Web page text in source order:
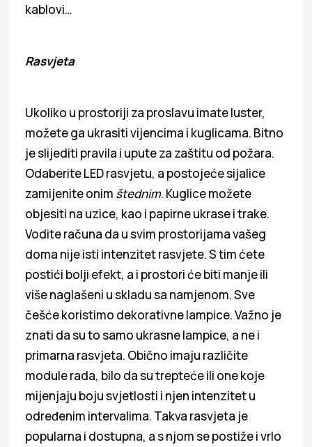
kablovi…
Rasvjeta
Ukoliko u prostoriji za proslavu imate luster,
možete ga ukrasiti vijencima i kuglicama. Bitno
je slijediti pravila i upute za zaštitu od požara.
Odaberite LED rasvjetu, a postojeće sijalice
zamijenite onim štednim. Kuglice možete
objesiti na uzice, kao i papirne ukrase i trake.
Vodite računa da u svim prostorijama vašeg
doma nije isti intenzitet rasvjete. S tim ćete
postići bolji efekt, a i prostori će biti manje ili
više naglašeni u skladu sa namjenom. Sve
češće koristimo dekorativne lampice. Važno je
znati da su to samo ukrasne lampice, a ne i
primarna rasvjeta. Obično imaju različite
module rada, bilo da su trepteće ili one koje
mijenjaju boju svjetlosti i njen intenzitet u
određenim intervalima. Takva rasvjeta je
popularna i dostupna, a s njom se postiže i vrlo